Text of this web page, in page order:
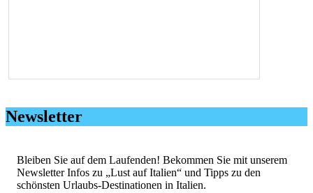
Newsletter
Bleiben Sie auf dem Laufenden! Bekommen Sie mit unserem
Newsletter Infos zu „Lust auf Italien“ und Tipps zu den
schönsten Urlaubs-Destinationen in Italien.